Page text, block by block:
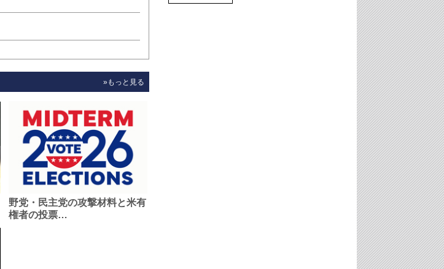
»もっと見る
野党・民主党の攻撃材料と米有
権者の投票…